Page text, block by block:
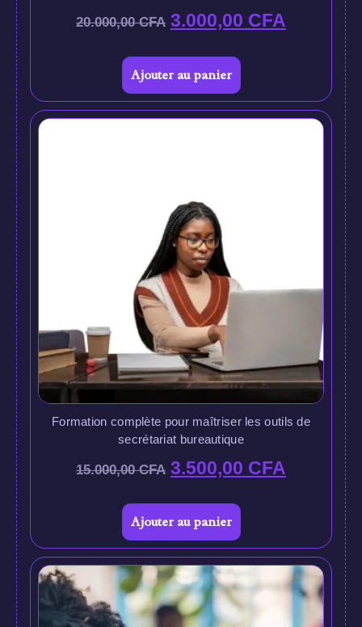
20.000,00CFA 3.000,00 CFA
Ajouter au panier
Formation complète pour maîtriser les outils de
secrétariat bureautique
15.000,00CFA 3.500,00 CFA
Ajouter au panier